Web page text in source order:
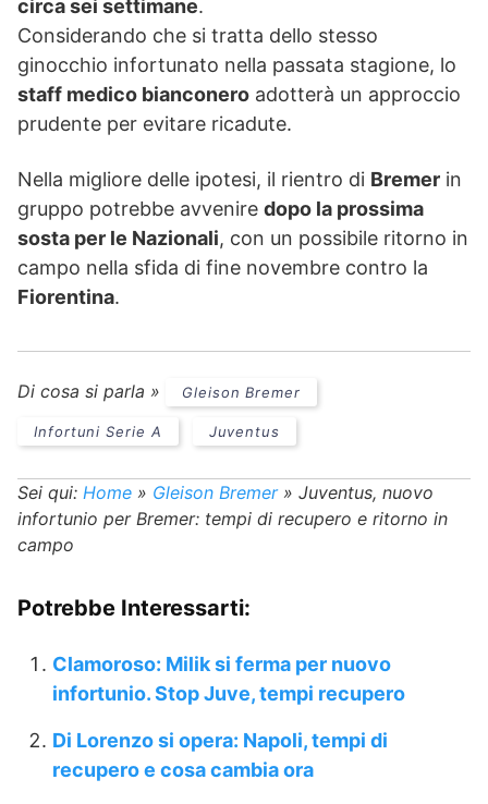
circa sei settimane.
Considerando che si tratta dello stesso
ginocchio infortunato nella passata stagione, lo
staff medico bianconero adotterà un approccio
prudente per evitare ricadute.
Nella migliore delle ipotesi, il rientro di Bremer in
gruppo potrebbe avvenire dopo la prossima
sosta per le Nazionali, con un possibile ritorno in
campo nella sfida di fine novembre contro la
Fiorentina.
Di cosa si parla » Gleison Bremer
Infortuni Serie A Juventus
Sei qui: Home » Gleison Bremer» Juventus, nuovo
infortunio per Bremer: tempi di recupero e ritorno in
campo
Potrebbe Interessarti:
Clamoroso: Milik si ferma per nuovo
infortunio. Stop Juve, tempi recupero
Di Lorenzo si opera: Napoli, tempi di
recupero e cosa cambia ora